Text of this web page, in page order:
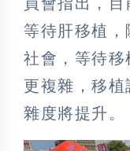
等待肝移植，
社會，等待移
更複雜，移
雜度將提升。